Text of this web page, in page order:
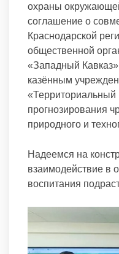
охраны
соглашение о
Краснодарской
общественной
«Западный
казённым
«Территориальный
прогнозирования
природного и
Надеемся на
взаимодействие в
воспитания